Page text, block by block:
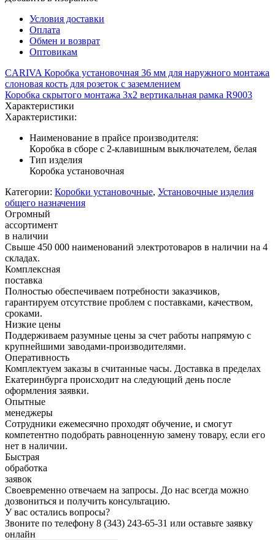
Условия доставки
Оплата
Обмен и возврат
Оптовикам
CARIVA Коробка установочная 36 мм для наружного монтажа
слоновая кость для розеток с заземлением
Коробка скрытого монтажа 3x2 вертикальная рамка R9003
Характеристики
Характеристики:
Наименование в прайсе производителя:
Коробка в сборе с 2-клавишным выключателем, белая
Тип изделия
Коробка установочная
Категории: Коробки установочные, Установочные изделия
общего назначения
Огромный
ассортимент
в наличии
Свыше 450 000 наименований электротоваров в наличии на 4
складах.
Комплексная
поставка
Полностью обеспечиваем потребности заказчиков,
гарантируем отсутствие проблем с поставками, качеством,
сроками.
Низкие цены
Поддерживаем разумные цены за счет работы напрямую с
крупнейшими заводами-производителями.
Оперативность
Комплектуем заказы в считанные часы. Доставка в пределах
Екатеринбурга происходит на следующий день после
оформления заявки.
Опытные
менеджеры
Сотрудники ежемесячно проходят обучение, и смогут
компетентно подобрать равноценную замену товару, если его
нет в наличии.
Быстрая
обработка
заявок
Своевременно отвечаем на запросы. До нас всегда можно
дозвониться и получить консультацию.
У вас остались вопросы?
Звоните по телефону 8 (343) 243-65-31 или оставьте заявку
онлайн